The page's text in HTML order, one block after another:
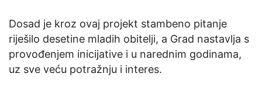
Dosad je kroz ovaj projekt stambeno pitanje
riješilo desetine mladih obitelji, a Grad nastavlja s
provođenjem inicijative i u narednim godinama,
uz sve veću potražnju i interes.